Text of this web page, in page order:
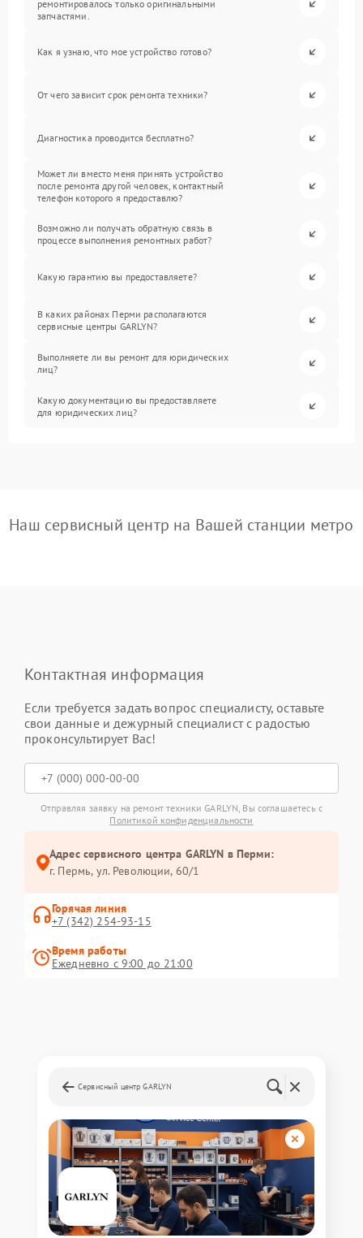
ремонтировалось только оригинальными
запчастями.
Как я узнаю, что мое устройство готово?
От чего зависит срок ремонта техники?
Диагностика проводится бесплатно?
Может ли вместо меня принять устройство
после ремонта другой человек, контактный
телефон которого я предоставлю?
Возможно ли получать обратную связь в
процессе выполнения ремонтных работ?
Какую гарантию вы предоставляете?
В каких районах Перми располагаются
сервисные центры GARLYN?
Выполняете ли вы ремонт для юридических
лиц?
Какую документацию вы предоставляете
для юридических лиц?
Наш сервисный центр на Вашей станции метро
Контактная информация
Если требуется задать вопрос специалисту, оставьте
свои данные и дежурный специалист с радостью
проконсультирует Вас!
Отправляя заявку на ремонт техники GARLYN, Вы соглашаетесь с
Политикой конфиденциальности
Адрес сервисного центра GARLYN в Перми:
г. Пермь, ул. ​Революции, 60/1
Горячая линия
+7 (342) 254-93-15
Время работы
Ежедневно с 9:00 до 21:00
Сервисный центр GARLYN